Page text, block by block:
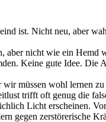
ist. Nicht neu, aber
nicht wie ein Hemd
Keine gute Idee.
müssen wohl lernen
trifft oft genug die
Licht erscheinen.
gegen zerstörerische